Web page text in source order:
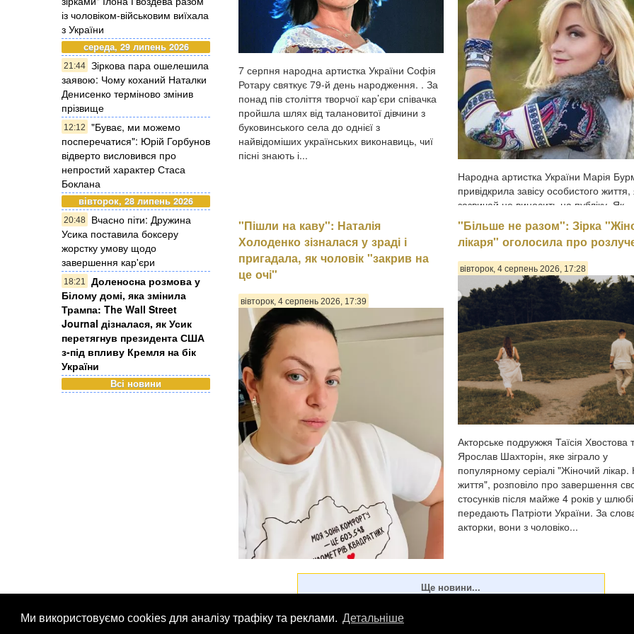
Ми використовуємо cookies для аналізу трафіку та реклами. Детальніше
із чоловіком-військовим виїхала
з України
середа, 29 липень 2026
21:44 Зіркова пара ошелешила
заявою: Чому коханий Наталки
Денисенко терміново змінив
прізвище
12:12
"Буває, ми можемо
посперечатися": Юрій Горбунов
відверто висловився про
непростий характер Стаса
Боклана
вівторок, 28 липень 2026
20:48
Вчасно піти: Дружина
Усика поставила боксеру
жорстку умову щодо
завершення кар'єри
18:21
Доленосна розмова у
Білому домі, яка змінила
Трампа: The Wall Street
Journal дізналася, як Усик
перетягнув президента США
з-під впливу Кремля на бік
України
Всі новини
7 серпня народна артистка України Софія
Ротару святкує 79-й день народження. . За
понад пів століття творчої кар’єри співачка
пройшла шлях від талановитої дівчини з
буковинського села до однієї з
найвідоміших українських виконавиць, чиї
пісні знають і...
Народна артистка України Марія
привідкрила завісу особистого життя,
зазвичай не виносить на публіку. Як
поділилася 56-річна виконавиця,
серце не вільне, однак пов'язувати
узами шлюбу з партнером вона не
поспішає, передають Па...
"Пішли на каву": Наталія
Холоденко зізналася у зраді і
пригадала, як чоловік "закрив на
це очі"
вівторок, 4 серпень 2026, 17:39
Психологиня Наталія Холоденко зізналася,
що в минулому зраджувала партнера,
стосунках, а також заявила, що вдавалася
"Більше не разом": Зірка
лікаря" оголосила про
вівторок, 4 серпень 2026, 17:28
Акторське подружжя Таїсія Хвостова
Ярослав Шахторін, яке зіграло у
популярному серіалі "Жіночий
життя", розповіло про завершення
стосунків після майже 4 років у
передають Патріоти України. За
акторки, вони з чоловіко...